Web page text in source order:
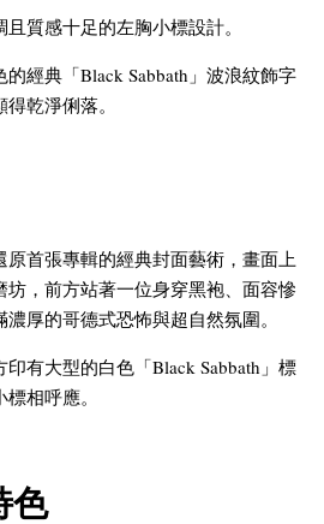
且質感十足的左胸小標設計。
的經典「Black Sabbath」波浪紋飾字
乾淨俐落。
原首張專輯的經典封面藝術，畫面上
坊，前方站著一位身穿黑袍、面容慘
厚的哥德式恐怖與超自然氛圍。
印有大型的白色「Black Sabbath」標
相呼應。
色